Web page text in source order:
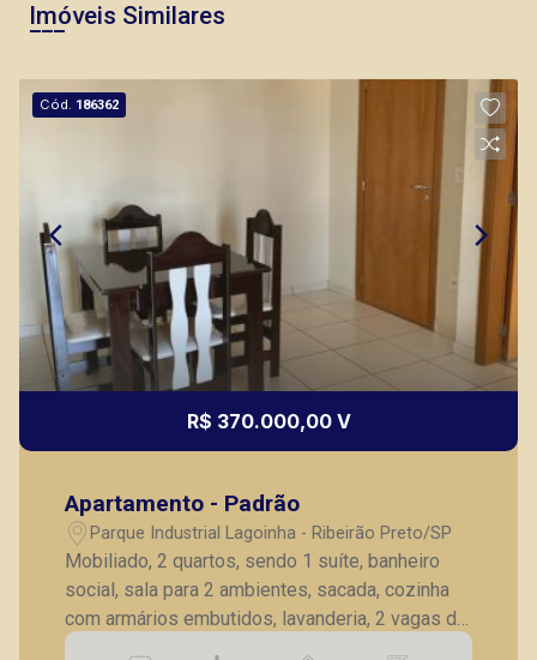
Imóveis Similares
Cód. 186362
R$ 370.000,00 V
Apartamento - Padrão
Parque Industrial Lagoinha - Ribeirão Preto/SP
Mobiliado, 2 quartos, sendo 1 suíte, banheiro
social, sala para 2 ambientes, sacada, cozinha
com armários embutidos, lavanderia, 2 vagas de
garagem.